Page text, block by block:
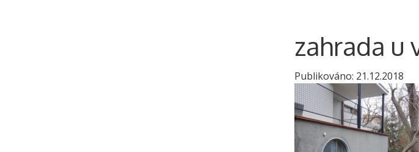
zahrada u
Publikováno: 21.12.2018